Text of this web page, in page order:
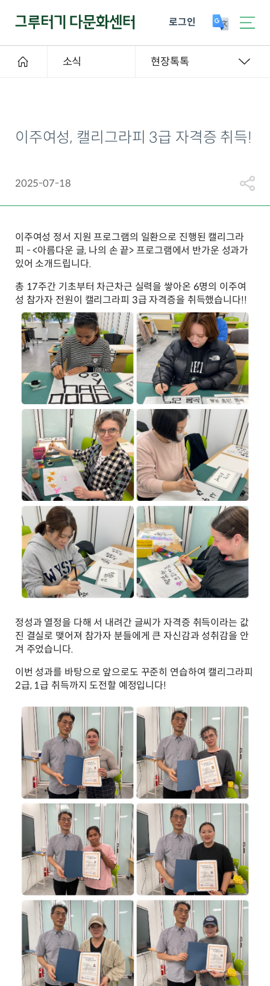
로그인
소식 현장톡톡
이주여성, 캘리그라피 3급 자격증 취득!
2025-07-18
이주여성 정서 지원 프로그램의 일환으로 진행된 캘리그라
피 - <아름다운 글, 나의 손 끝> 프로그램에서 반가운 성과가
있어 소개드립니다.
총 17주간 기초부터 차근차근 실력을 쌓아온 6명의 이주여
성 참가자 전원이 캘리그라피 3급 자격증을 취득했습니다!!
정성과 열정을 다해 서 내려간 글씨가 자격증 취득이라는 값
진 결실로 맺어져 참가자 분들에게 큰 자신감과 성취감을 안
겨 주었습니다.
이번 성과를 바탕으로 앞으로도 꾸준히 연습하여 캘리그라피
2급, 1급 취득까지 도전할 예정입니다!